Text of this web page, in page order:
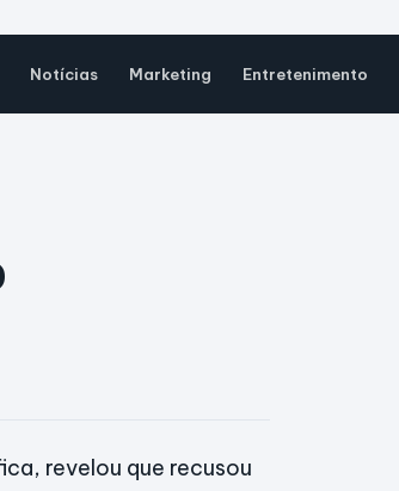
Notícias Marketing Entretenimento
revelou que recusou